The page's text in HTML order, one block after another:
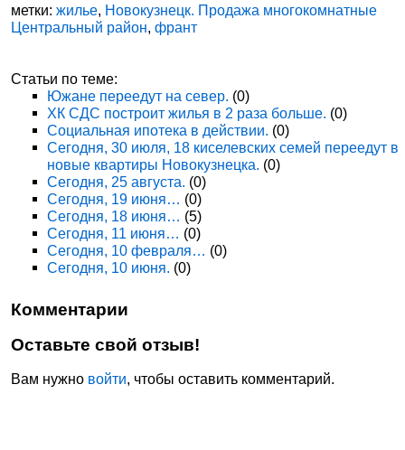
метки:жилье, Новокузнецк. Продажа многокомнатные
Центральный район,франт
Статьи по теме:
Южане переедут на север. (0)
ХК СДС построит жилья в 2 раза больше. (0)
Социальная ипотека в действии. (0)
Сегодня, 30 июля, 18 киселевских семей переедут в
новые квартиры Новокузнецка. (0)
Сегодня, 25 августа. (0)
Сегодня, 19 июня… (0)
Сегодня, 18 июня… (5)
Сегодня, 11 июня… (0)
Сегодня, 10 февраля… (0)
Сегодня, 10 июня. (0)
Комментарии
Оставьте свой отзыв!
Вам нужно войти, чтобы оставить комментарий.